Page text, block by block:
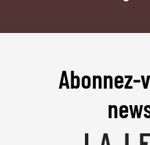
Abonnez-